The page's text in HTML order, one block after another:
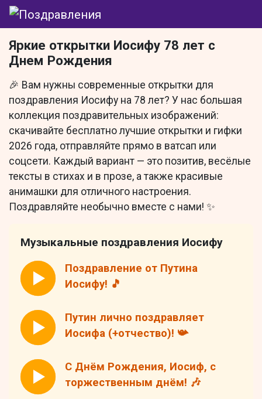
Яркие открытки Иосифу 78 лет с
Днем Рождения
🎉 Вам нужны современные открытки для
поздравления Иосифу на 78 лет? У нас большая
коллекция поздравительных изображений:
скачивайте бесплатно лучшие открытки и гифки
2026 года, отправляйте прямо в ватсап или
соцсети. Каждый вариант — это позитив, весёлые
тексты в стихах и в прозе, а также красивые
анимашки для отличного настроения.
Поздравляйте необычно вместе с нами! ✨
Музыкальные поздравления Иосифу
Поздравление от Путина
Иосифу! 🎵
Путин лично поздравляет
Иосифа (+отчество)! 📯
С Днём Рождения, Иосиф, с
торжественным днём! 🎶